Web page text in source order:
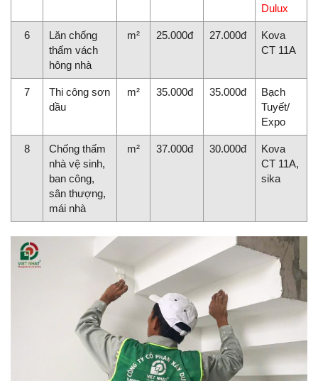
Dulux
6
Lăn chống
thấm vách
hông nhà
m² 25.000đ 27.000đ
Kova
CT 11A
7
Thi công sơn
dầu
m² 35.000đ 35.000đ
Bạch
Tuyết/
Expo
8
Chống thấm
nhà vệ sinh,
ban công,
sân thượng,
mái nhà
m² 37.000đ 30.000đ
Kova
CT 11A,
sika